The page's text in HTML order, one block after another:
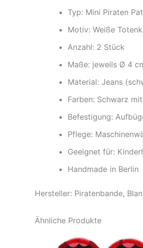
Typ: Mini Piraten
Motiv: Weiße
Anzahl: 2 Stück
Maße: jeweils Ø 4
Material: Jeans
Farben: Schwarz
Befestigung:
Pflege:
Geeignet für:
Handmade in Berlin
Hersteller: Piratenbande,
Ähnliche Produkte